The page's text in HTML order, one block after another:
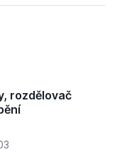
rozdělovač